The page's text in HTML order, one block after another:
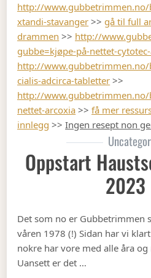
http://
xtandi-stavanger >> gå til full
drammen >> http://
gubbe=kjøpe-på-nettet-
http://
cialis-adcirca-tabletter >>
http://
nettet-arcoxia >>få mer
innlegg >>Ingen resept non
Oppstart
2023
Det som no er Gubbetrimmen
våren 1978 (!) Sidan har vi
nokre har vore med alle åra
Uansett er det …